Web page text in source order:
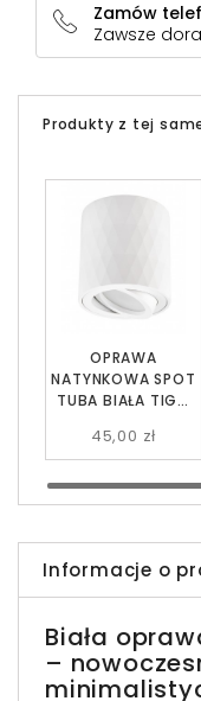
Zamów
Zawsze
Produkty z tej
OPRAWA
NATYNKOWA SPOT
TUBA BIAŁA TIGO
45,00 zł
Informacje o
Biała o
–